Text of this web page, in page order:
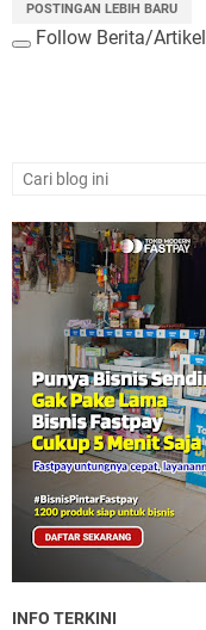
POSTINGAN LEBIH BARU
Follow Berita/
INFO TERKINI